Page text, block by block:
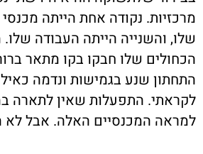
מרכזיות. נקודה אחת הייתה
שלו, והשנייה הייתה העבודה
הכחולים שלו חבקו בקו מתאר
התחתון שנע בגמישות ונדמה
לקראתי. התפעלות שאין לתארה
למראה המכנסיים האלה. אבל